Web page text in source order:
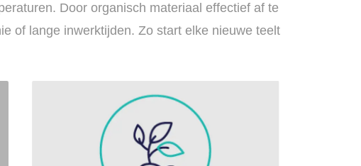
Door organisch materiaal effectief af te
of lange inwerktijden. Zo start elke nieuwe teelt